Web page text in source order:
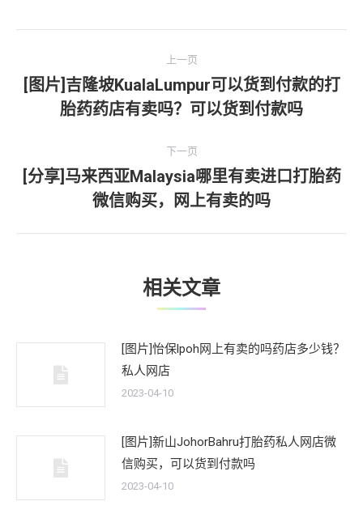
章
上一页
上
一
[图片]吉隆坡KualaLumpur可以货到付款的打
胎药药店有卖吗？可以货到付款吗
下一页
一
文
[分享]马来西亚Malaysia哪里有卖进口打胎药
微信购买，网上有卖的吗
相关文章
[图片]怡保lpoh网上有卖的吗药店多少钱？
私人网店
2023-04-10
[图片]新山JohorBahru打胎药私人网店微
信购买，可以货到付款吗
2023-04-10